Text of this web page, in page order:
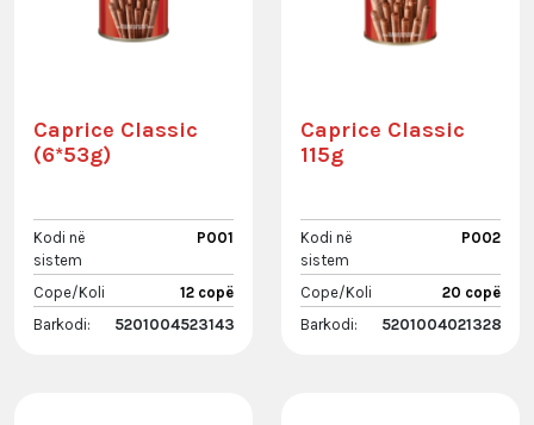
Caprice Classic
(6*53g)
Kodi në
sistem
P001
Cope/Koli
12 copë
Barkodi:
5201004523143
Caprice Classic
115g
Kodi në
sistem
P002
Cope/Koli
20 copë
Barkodi:
5201004021328